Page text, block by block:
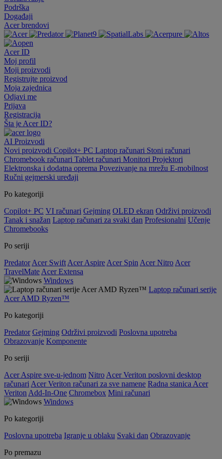
Podrška
Događaji
Acer brendovi
Acer ID
Moj profil
Moji proizvodi
Registrujte proizvod
Moja zajednica
Odjavi me
Prijava
Registracija
Šta je Acer ID?
AI Proizvodi
Novi proizvodi Copilot+ PC Laptop računari Stoni računari
Chromebook računari Tablet računari Monitori Projektori
Elektronska i dodatna oprema Povezivanje na mrežu E-mobilnost
Ručni gejmerski uređaji
Po kategoriji
Copilot+ PC VI računari Gejming OLED ekran Održivi proizvodi
Tanak i snažan Laptop računari za svaki dan Profesionalni Učenje
Chromebooks
Po seriji
Predator Acer Swift Acer Aspire Acer Spin Acer Nitro Acer
TravelMate Acer Extensa
Windows
Laptop računari serije
Acer AMD Ryzen™
Po kategoriji
Predator Gejming Održivi proizvodi Poslovna upotreba
Obrazovanje Komponente
Po seriji
Acer Aspire sve-u-jednom Nitro Acer Veriton poslovni desktop
računari Acer Veriton računari za sve namene Radna stanica Acer
Veriton Add-In-One Chromebox Mini računari
Windows
Po kategoriji
Poslovna upotreba Igranje u oblaku Svaki dan Obrazovanje
Po premazu